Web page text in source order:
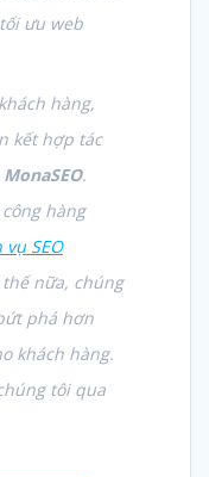
ưu web
hàng,
kết hợp tác
MonaSEO.
hàng
vụ SEO
nữa, chúng
phá hơn
khách hàng.
tôi qua